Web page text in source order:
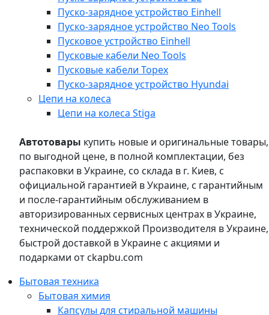
Пуско-зарядное устройство Einhell
Пуско-зарядное устройство Neo Tools
Пусковое устройство Einhell
Пусковые кабели Neo Tools
Пусковые кабели Topex
Пуско-зарядное устройство Hyundai
Цепи на колеса
Цепи на колеса Stiga
Автотовары купить новые и оригинальные товары,
по выгодной цене, в полной комплектации, без
распаковки в Украине, со склада в г. Киев, с
официальной гарантией в Украине, с гарантийным
и после-гарантийным обслуживанием в
авторизированных сервисных центрах в Украине,
технической поддержкой Производителя в Украине,
быстрой доставкой в Украине с акциями и
подарками от ckapbu.com
Бытовая техника
Бытовая химия
Капсулы для стиральной машины